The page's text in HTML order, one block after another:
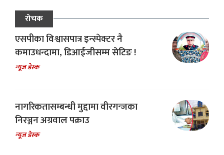
रोचक
एसपीका विश्वासपात्र इन्स्पेक्टर नै
कमाउधन्दामा, डिआईजीसम्म सेटिङ !
न्यूज डेस्क
नागरिकतासम्बन्धी मुद्दामा वीरगन्जका
निरञ्जन अग्रवाल पक्राउ
न्यूज डेस्क